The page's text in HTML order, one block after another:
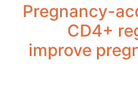
Pregnancy-
CD4+
improve